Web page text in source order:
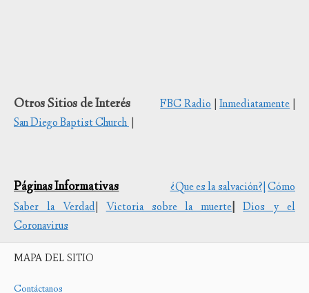
Otros Sitios de Interés FBC Radio|Inmediatamente
San Diego Baptist Church
Páginas Informativas ¿Que es la salvación?|Cómo
Saber la Verdad|Victoria sobre la muerte|
Dios y el
Coronavirus
MAPA DEL SITIO
Contáctanos